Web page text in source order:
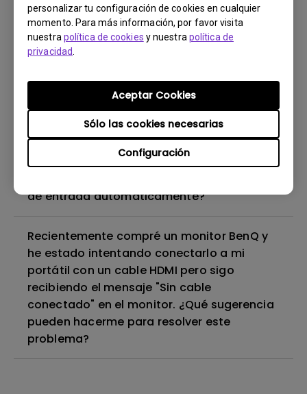
personalizar tu configuración de cookies en cualquier
momento. Para más información, por favor visita
nuestra política de cookies y nuestra política de
privacidad
Configuración
Sólo las cookies necesarias
Aceptar Cookies
de BenQ que deba quitarse?
¿Todos los monitores de BenQ o solo
¿El monitor de BenQ utiliza iluminación LED
de matriz completa o iluminación LED con
luz de borde?
de entrada automáticamente?
Recientemente compré un monitor BenQ y
he estado intentando conectarlo a mi
portátil con un cable HDMI pero sigo
recibiendo el mensaje "Sin cable
conectado" en el monitor. ¿Qué sugerencia
pueden hacerme para resolver este
problema?